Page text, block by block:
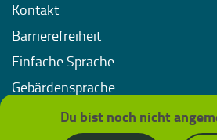
Kontakt
Barrierefreiheit
Einfache Sprache
Gebärdensprache
ImpressumDu bist noch nicht